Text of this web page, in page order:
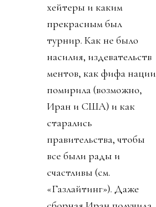
хейтеры и каким
прекрасным был
турнир. Как не было
насилия, издевательств
ментов, как фифа нации
помирила (возможно,
Иран и США) и как
старались
правительства, чтобы
все были рады и
счастливы (см.
«Газлайтинг»). Даже